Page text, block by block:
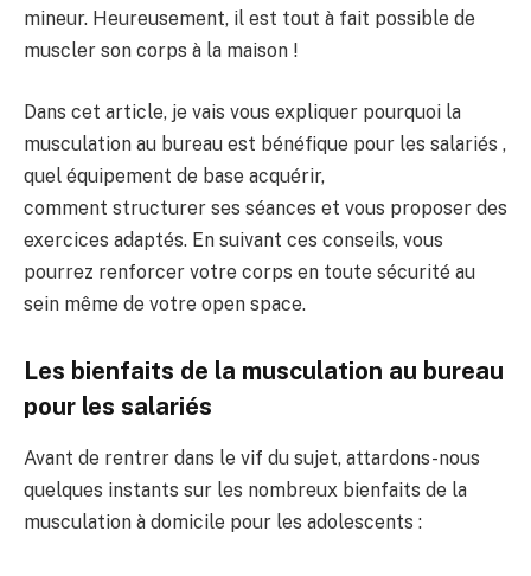
mineur. Heureusement, il est tout à fait possible de
muscler son corps à la maison !
Dans cet article, je vais vous expliquer pourquoi la
musculation au bureau est bénéfique pour les salariés ,
quel équipement de base acquérir,
comment structurer ses séances et vous proposer des
exercices adaptés. En suivant ces conseils, vous
pourrez renforcer votre corps en toute sécurité au
sein même de votre open space.
Les bienfaits de la musculation au bureau
pour les salariés
Avant de rentrer dans le vif du sujet, attardons-nous
quelques instants sur les nombreux bienfaits de la
musculation à domicile pour les adolescents :